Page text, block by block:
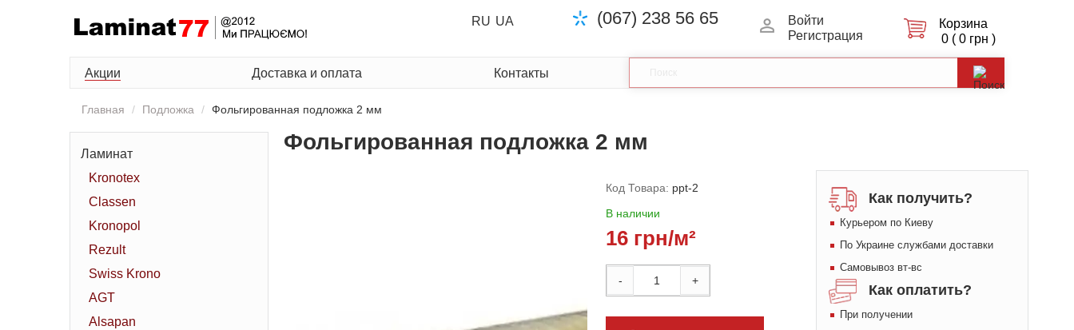
RU UA (067) 238 56 65
Войти
Регистрация
Корзина
0 ( 0 грн )
Акции Доставка и оплата Контакты
Главная Подложка Фольгированная подложка 2 мм
Ламинат
Kronotex
Classen
Kronopol
Rezult
Swiss Krono
AGT
Alsapan
Фольгированная подложка 2 мм
Код Товара: ppt-2
В наличии
16 грн/м²
- +
Как получить?
Курьером по Киеву
По Украине службами доставки
Самовывоз вт-вс
Как оплатить?
При получении